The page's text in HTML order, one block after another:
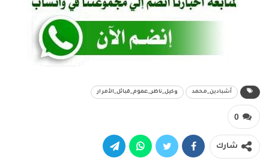
أشبادين_محمد وكيل_ناظر_عموم_قبائل_الأمرار
0
شارك